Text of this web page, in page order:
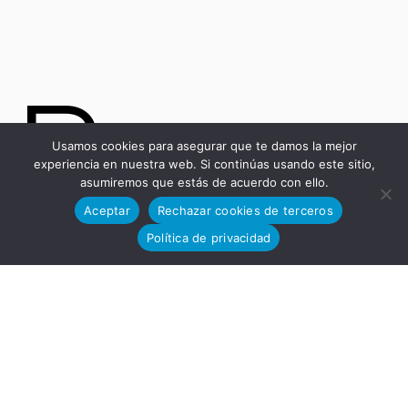
Parqu
Usamos cookies para asegurar que te damos la mejor
experiencia en nuestra web. Si continúas usando este sitio,
asumiremos que estás de acuerdo con ello.
Aceptar
Rechazar cookies de terceros
Política de privacidad